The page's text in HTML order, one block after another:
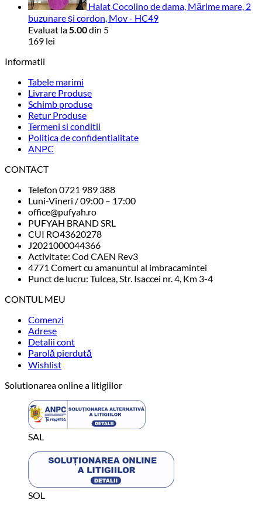
Halat Cocolino de dama, Mărime mare, 2
buzunare și cordon, Mov - HC49
Evaluat la5.00din 5
169 lei
Informatii
Tabele marimi
Livrare Produse
Schimb produse
Retur Produse
Termeni si conditii
Politica de confidentialitate
ANPC
CONTACT
Telefon 0721 989 388
Luni-Vineri / 09:00 – 17:00
office@pufyah.ro
PUFYAH BRAND SRL
CUI RO43620278
J2021000044366
Activitate: Cod CAEN Rev3
4771 Comert cu amanuntul al imbracamintei
Punct de lucru: Tulcea, Str. Isaccei nr. 4, Km 3-4
CONTUL MEU
Comenzi
Adrese
Detalii cont
Parolă pierdută
Wishlist
Solutionarea online a litigiilor
SAL
SOL